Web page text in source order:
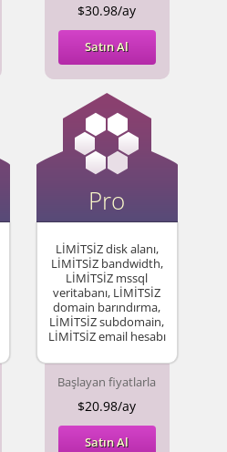
$30.98/ay
Satın Al
Pro
LİMİTSİZ disk alanı,
LİMİTSİZ bandwidth,
LİMİTSİZ mssql
veritabanı, LİMİTSİZ
domain barındırma,
LİMİTSİZ subdomain,
LİMİTSİZ email hesabı
Başlayan fiyatlarla
$20.98/ay
Satın Al